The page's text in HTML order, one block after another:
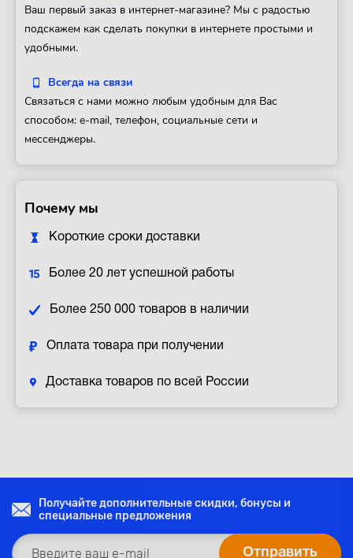
Ваш первый заказ в интернет-магазине? Мы с радостью
подскажем как сделать покупки в интернете простыми и
удобными.
Всегда на связи
Связаться с нами можно любым удобным для Вас
способом: e-mail, телефон, социальные сети и
мессенджеры.
Почему мы
Короткие сроки доставки
Более 20 лет успешной работы
Более 250 000 товаров в наличии
Оплата товара при получении
Доставка товаров по всей России
Получайте дополнительные скидки, бонусы и
специальные предложения